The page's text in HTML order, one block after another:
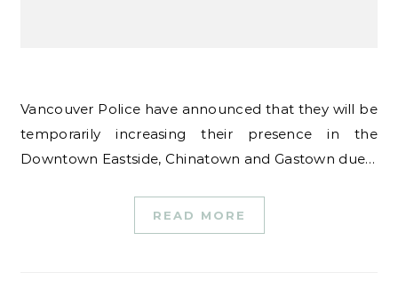
Vancouver Police have announced that they will be
temporarily increasing their presence in the
Downtown Eastside, Chinatown and Gastown due…
READ MORE